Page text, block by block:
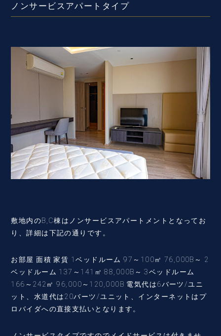
ノンサービスアパートタイプ
敷地内のB,C棟はノンサービスアパートメントとなってお
り、詳細は下記の通りです。
お部屋 面積 家賃 1ベッドルーム 97～100㎡ 76,000B～ 2
ベッドルーム 137～141㎡ 88,000B～ 3ベッドルーム
166～242㎡ 96,000～120,000B 電気代は6バーツ/ユニ
ット、水道代は20バーツ/ユニット、インターネットはプ
ロバイダへの直接支払いとなります。